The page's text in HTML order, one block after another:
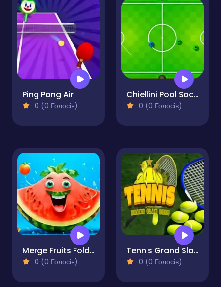
Ping Pong Air
0 (0 Голосів)
Chiellini Pool Soccer
0 (0 Голосів)
Merge Fruits Fold the Watermelon Original!
0 (0 Голосів)
Tennis Grand Slam 2025
0 (0 Голосів)